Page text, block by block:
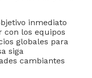
inmediato
con los equipos
globales para
siga
cambiantes